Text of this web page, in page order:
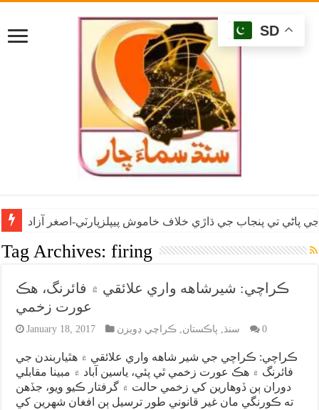
پاڻي تي پنجاب جي ڌاڙي خلاف خاموش پيپلزپارٽي-اصغر آزاد
Tag Archives:firing
ڪراچي: شيرشاهه واري علائقي ۾ فائرنگ، هڪ
عورت زخمي
January 18, 2017 سنڌ, پاڪستان, ڪراچي ڊويزن 0
ڪراچي: ڪراچي جي شير شاهه واري علائقي ۾ هٿياربندن جي
فائرنگ ۾ هڪ عورت زخمي ٿي پئي، ياسين آباد ۾ مبينا مقابلي
دوران ٻن ڏوهارين کي زخمي حالت ۾ گرفتار ڪيو ويو، جڏهن
ته ڪورنگي مان غير قانوني طور ترسيل ٻن افغان شهرين کي
SD